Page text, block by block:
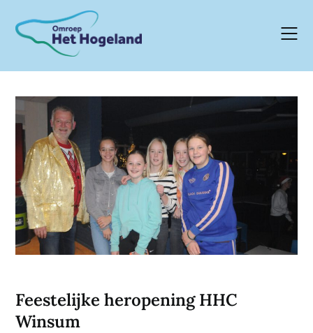
content
Feestelijke heropening HHC
Winsum